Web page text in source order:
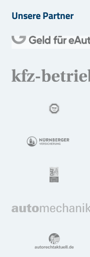
Unsere Partner